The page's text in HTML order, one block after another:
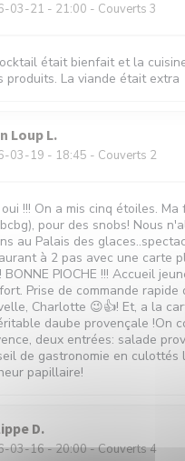
03-21 - 21:00 - Couverts 3
était bienfait et la
produits. La viande était extra
LoupL
03-19 - 18:45 - Couverts 2
!!! On a mis cinq étoiles.
pour des snobs! Nous
au Palais des
à 2 pas avec une carte
BONNE PIOCHE !!! Accueil
Prise de commande
Charlotte 😉👍! Et, a la
daube provençale !On
deux entrées: salade
de gastronomie en culottés
papillaire!
D
03-16- 20:00 - Couverts 4